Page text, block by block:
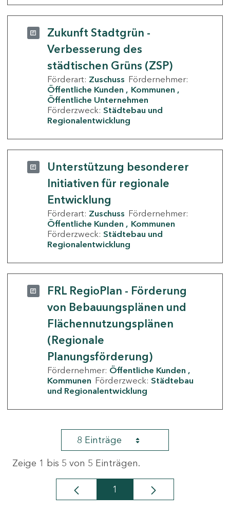
Zukunft Stadtgrün -
Verbesserung des
städtischen Grüns (ZSP)
Förderart: Zuschuss Fördernehmer:
Öffentliche Kunden
Kommunen
Öffentliche Unternehmen
Förderzweck: Städtebau und
Regionalentwicklung
Unterstützung besonderer
Initiativen für regionale
Entwicklung
Förderart: Zuschuss Fördernehmer:
Öffentliche Kunden
Kommunen
Förderzweck: Städtebau und
Regionalentwicklung
FRL RegioPlan - Förderung
von Bebauungsplänen und
Flächennutzungsplänen
(Regionale
Planungsförderung)
Fördernehmer: Öffentliche Kunden
Kommunen Förderzweck: Städtebau
und Regionalentwicklung
8 Einträge
Zeige 1 bis 5 von 5 Einträgen.
Seite
1